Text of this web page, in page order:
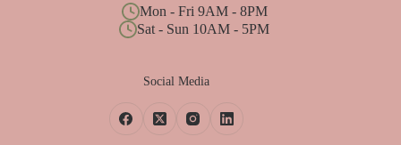
Mon - Fri 9AM - 8PM
Sat - Sun 10AM - 5PM
Social Media